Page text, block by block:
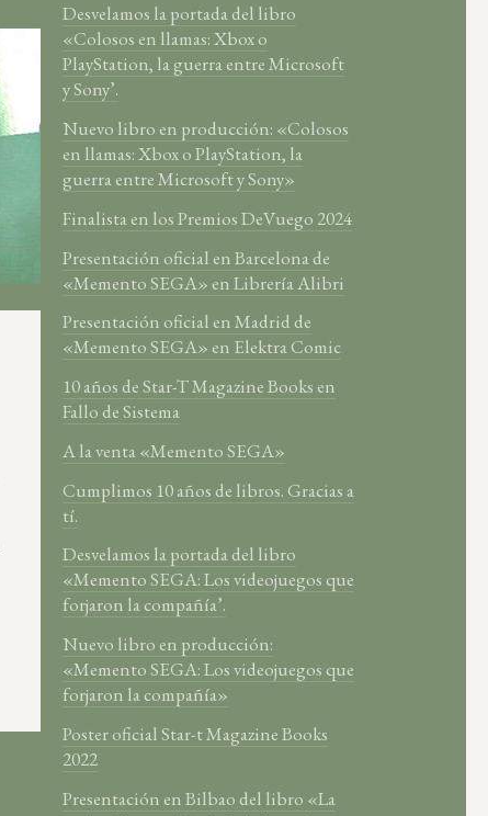
Desvelamos la portada del libro
«Colosos en llamas: Xbox o
PlayStation, la guerra entre Microsoft
y Sony’.
Nuevo libro en producción: «Colosos
en llamas: Xbox o PlayStation, la
guerra entre Microsoft y Sony»
Finalista en los Premios DeVuego 2024
Presentación oficial en Barcelona de
«Memento SEGA» en Librería Alibri
Presentación oficial en Madrid de
«Memento SEGA» en Elektra Comic
10 años de Star-T Magazine Books en
Fallo de Sistema
A la venta «Memento SEGA»
Cumplimos 10 años de libros. Gracias a
tí.
Desvelamos la portada del libro
«Memento SEGA: Los videojuegos que
forjaron la compañía’.
Nuevo libro en producción:
«Memento SEGA: Los videojuegos que
forjaron la compañía»
Poster oficial Star-t Magazine Books
2022
Presentación en Bilbao del libro «La